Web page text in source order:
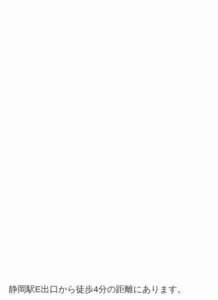
静岡駅E出口から徒歩4分の距離にあります。